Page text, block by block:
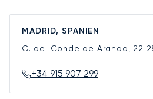
MADRID, SPANIEN
C. del Conde de Aranda, 22
+34 915 907 299